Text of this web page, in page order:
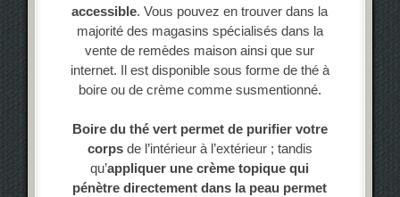
accessible. Vous pouvez en trouver dans la
majorité des magasins spécialisés dans la
vente de remèdes maison ainsi que sur
internet. Il est disponible sous forme de thé à
boire ou de crème comme susmentionné.
Boire du thé vert permet de purifier votre
corpsde l’intérieur à l’extérieur ; tandis
qu’appliquer une crème topique qui
pénètre directement dans la peau permet